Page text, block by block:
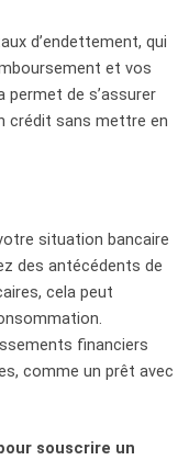
d’endettement, qui
et vos
permet de s’assurer
crédit sans mettre en
situation bancaire
des antécédents de
cela peut
financiers
comme un prêt avec
souscrire un